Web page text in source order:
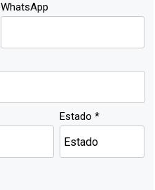
WhatsApp
Estado *